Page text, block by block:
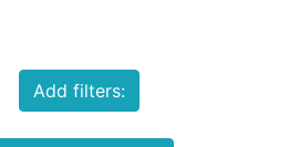
Add filters: